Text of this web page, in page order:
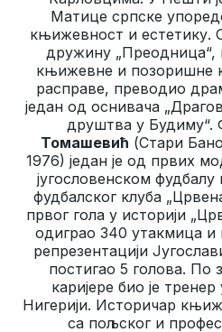
Матице српске
књижевност и естетику.
дружину „Преодница“,
књижевне и позоришне
расправе, преводио
један од оснивача
друштва у Будиму“.
Томашевић (Стари
1976) један је од првих
југословенском
фудбалског клуба
првог гола у историји
одиграо 340 утакмица и
репрезентацији
постигао 5 голова. По
каријере био је
Нигерији. Историчар
са пољског и